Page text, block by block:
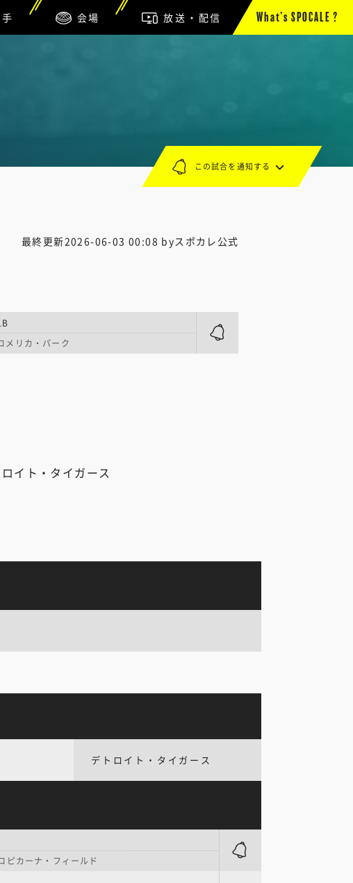
会場 放送・配信 What’s SPOCALE ?
最終更新2026-06-03 00:08 byスポカレ公式
メリカ・パーク
イト・タイガース
この試合を通知する
デトロイト・タイガース
ピカーナ・フィールド